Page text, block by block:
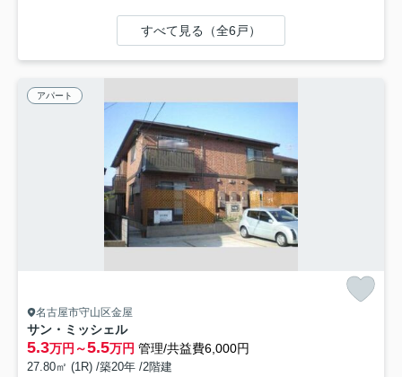
すべて見る（全6戸）
アパート
名古屋市守山区金屋
サン・ミッシェル
5.3万円～5.5万円 管理/共益費6,000円
27.80㎡ (1R) /築20年 /2階建